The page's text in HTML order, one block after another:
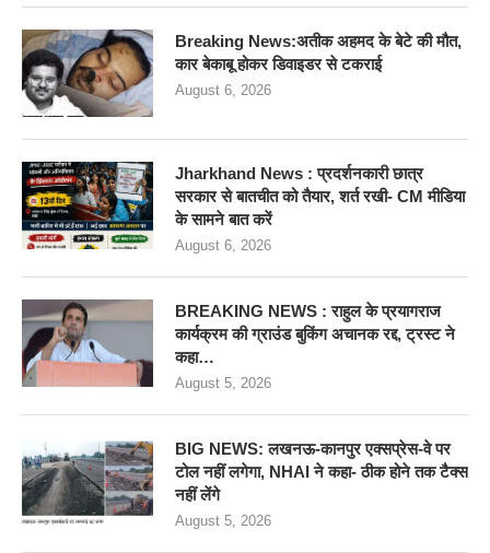
Breaking News:अतीक अहमद के बेटे की मौत,
कार बेकाबू होकर डिवाइडर से टकराई
August 6, 2026
Jharkhand News : प्रदर्शनकारी छात्र
सरकार से बातचीत को तैयार, शर्त रखी- CM मीडिया
के सामने बात करें
August 6, 2026
BREAKING NEWS : राहुल के प्रयागराज
कार्यक्रम की ग्राउंड बुकिंग अचानक रद्द, ट्रस्ट ने
कहा…
August 5, 2026
BIG NEWS: लखनऊ-कानपुर एक्सप्रेस-वे पर
टोल नहीं लगेगा, NHAI ने कहा- ठीक होने तक टैक्स
नहीं लेंगे
August 5, 2026